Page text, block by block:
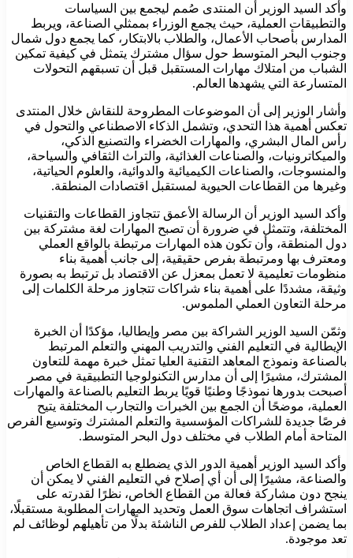
وأكد السيد الوزير أن المنتدى صُمم ليجمع بين السياسات
والتطبيقات العملية، حيث يجمع الوزراء بممثلي الصناعة، ويربط
المدارس بأصحاب الأعمال، والطلاب بالابتكار، كما يجمع دول شمال
وجنوب البحر المتوسط حول سؤال مشترك يتمثل في كيفية تمكين
الشباب من امتلاك مهارات المستقبل قبل أن تسبقهم التحولات
المتسارعة التي يشهدها العالم.
وأشار الوزير إلى أن الموضوعات المطروحة للنقاش خلال المنتدى
تعكس أهمية هذا التحدي، وتشمل الذكاء الاصطناعي والتحول في
رأس المال البشري، والمهارات الخضراء والتصنيع الذكي،
والميكاترونيات، والصناعات الغذائية، والتراث الثقافي والسياحة،
والمنسوجات، والصناعات الكيميائية والدوائية، والعلوم الحياتية،
وغيرها من القطاعات الحيوية لمستقبل اقتصادات المنطقة.
وأكد السيد الوزير أن الرسالة الأعمق تتجاوز القطاعات والتقنيات
المختلفة، وتتمثل في ضرورة أن تصبح المهارات لغة مشتركة بين
دول المنطقة، وأن تكون هذه المهارات مرتبطة بالواقع العملي
ومعترف بها ومرتبطة بفرص حقيقية، إلى جانب أهمية بناء
منظومات تعليمية لا تعمل بمعزل عن الاقتصاد بل ترتبط به بصورة
وثيقة، مشددًا على أهمية بناء شراكات تتجاوز مرحلة الكلمات إلى
مرحلة التعاون العملي الملموس.
وثمّن السيد الوزير الشراكة بين مصر وإيطاليا، مؤكدًا أن الخبرة
الإيطالية في التعليم الفني والتدريب المهني والتعلم المرتبط
بالصناعة ونموذج المعاهد التقنية العليا تمثل خبرة مهمة للتعاون
المشترك، مشيرًا إلى أن مدارس التكنولوجيا التطبيقية في مصر
أصبحت بدورها نموذجًا وطنيًا قويًا يربط التعليم بالصناعة والمهارات
العملية، موضحًا أن الجمع بين الخبرات والتجارب المختلفة يتيح
فرصًا جديدة للشراكات المؤسسية والتعلم المشترك وتوسيع الفرص
المتاحة أمام الطلاب في مختلف دول البحر المتوسط.
وأكد السيد الوزير أهمية الدور الذي يضطلع به القطاع الخاص
والصناعة، مشيرًا إلى أن أي إصلاح في التعليم الفني لا يمكن أن
ينجح دون مشاركة فعالة من القطاع الخاص، نظرًا لقدرته على
استشراف اتجاهات سوق العمل وتحديد المهارات المطلوبة مستقبلًا،
بما يضمن إعداد الطلاب للفرص الناشئة بدلًا من تأهيلهم لوظائف لم
تعد موجودة.